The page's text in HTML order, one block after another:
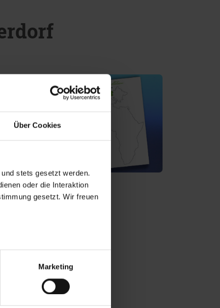
Über Cookies
stets gesetzt werden.
oder die Interaktion
gesetzt. Wir freuen
Marketing